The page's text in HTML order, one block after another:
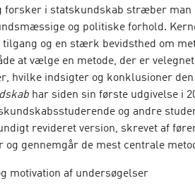
forsker i statskundskab stræber man
og politiske forhold.
og en stærk bevidsthed om
at vælge en metode, der er
hvilke indsigter og konklusioner
har siden sin første udgivelse i
og andre
revideret version, skrevet af
og gennemgår de mest centrale
motivation af undersøgelser